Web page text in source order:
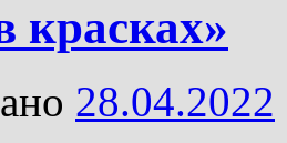
красках»
28.04.2022